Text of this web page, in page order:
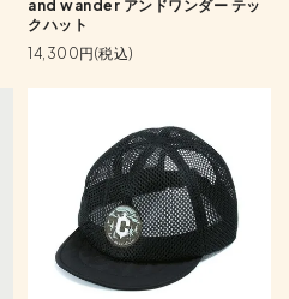
and wander アンドワンダー テッ
クハット
14,300円(税込)